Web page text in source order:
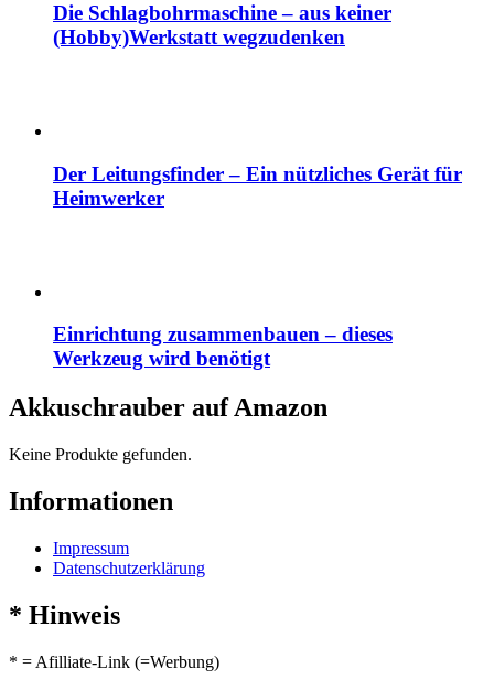
Die Schlagbohrmaschine – aus keiner
(Hobby)Werkstatt wegzudenken
Der Leitungsfinder – Ein nützliches Gerät für
Heimwerker
Einrichtung zusammenbauen – dieses
Werkzeug wird benötigt
Akkuschrauber auf Amazon
Keine Produkte gefunden.
Informationen
Impressum
Datenschutzerklärung
* Hinweis
* = Afilliate-Link (=Werbung)